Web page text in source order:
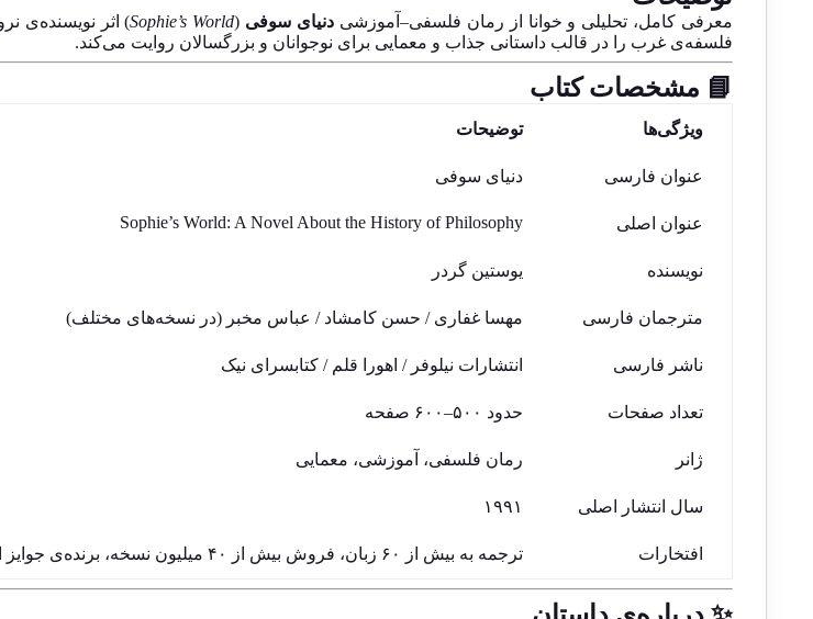
معرفی کامل، تحلیلی و خوانا از رمان فلسفی–آموزشی دنیای سوفی (
Sophie’s World) اثر نویسنده‌ی
فلسفه‌ی غرب را در قالب داستانی جذاب و معمایی برای نوجوانان و بزرگسالان روایت می‌کند.
📘 مشخصات کتاب
ویژگی‌ها توضیحات
عنوان فارسی دنیای سوفی
عنوان اصلی Sophie’s World: A Novel About the History of Philosophy
نویسنده یوستین گردر
مترجمان فارسی مهسا غفاری / حسن کامشاد / عباس مخبر (در نسخه‌های مختلف)
ناشر فارسی انتشارات نیلوفر / اهورا قلم / کتابسرای نیک
تعداد صفحات حدود ۵۰۰–۶۰۰ صفحه
ژانر رمان فلسفی، آموزشی، معمایی
سال انتشار اصلی ۱۹۹۱
افتخارات ترجمه به بیش از ۶۰ زبان، فروش بیش از ۴۰ میلیون نسخه، برنده‌ی جوایز ادبی متعدد